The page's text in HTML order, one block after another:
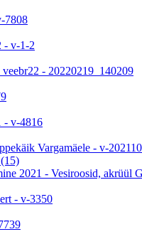
(15)